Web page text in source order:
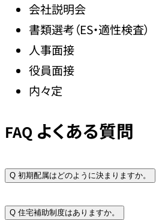
会社説明会
書類選考（ES・適性検査）
人事面接
役員面接
内々定
FAQ よくある質問
Q 初期配属はどのように決まりますか。
Q 住宅補助制度はありますか。